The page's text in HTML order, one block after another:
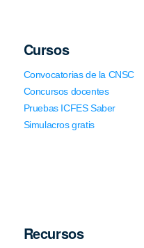
Cursos
Convocatorias de la CNSC
Concursos docentes
Pruebas ICFES Saber
Simulacros gratis
Recursos